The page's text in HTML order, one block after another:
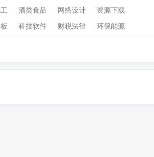
酒类食品 网络设计
资源下载
科技软件 财税法律 环保能源